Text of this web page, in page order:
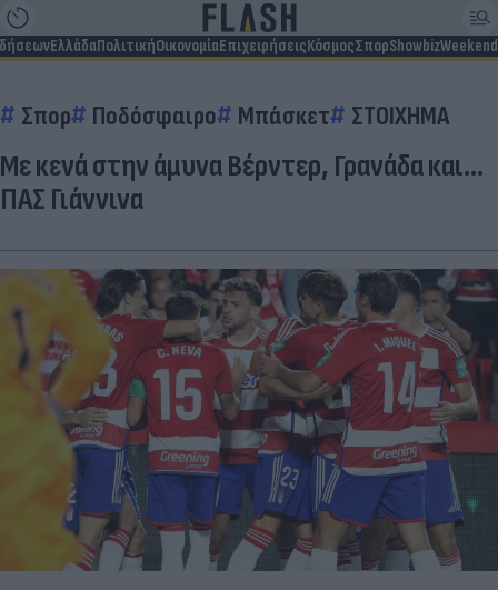
ΕλλάδαΠολιτικήΟικονομίαΕπιχειρήσειςΚόσμοςΣπορShowbizWeekend
Σπορ Ποδόσφαιρο Μπάσκετ ΣΤΟΙΧΗΜΑ
Με κενά στην άμυνα Βέρντερ, Γρανάδα και…
ΠΑΣ Γιάννινα